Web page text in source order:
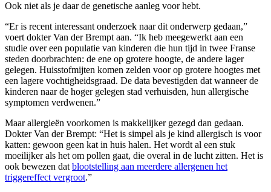
Ook niet als je daar de genetische aanleg voor hebt.
“Er is recent interessant onderzoek naar dit onderwerp gedaan,”
voert dokter Van der Brempt aan. “Ik heb meegewerkt aan een
studie over een populatie van kinderen die hun tijd in twee Franse
steden doorbrachten: de ene op grotere hoogte, de andere lager
gelegen. Huisstofmijten komen zelden voor op grotere hoogtes met
een lagere vochtigheidsgraad. De data bevestigden dat wanneer de
kinderen naar de hoger gelegen stad verhuisden, hun allergische
symptomen verdwenen.”
Maar allergieën voorkomen is makkelijker gezegd dan gedaan.
Dokter Van der Brempt: “Het is simpel als je kind allergisch is voor
katten: gewoon geen kat in huis halen. Het wordt al een stuk
moeilijker als het om pollen gaat, die overal in de lucht zitten. Het is
ook bewezen dat blootstelling aan meerdere allergenen het
triggereffect vergroot.”